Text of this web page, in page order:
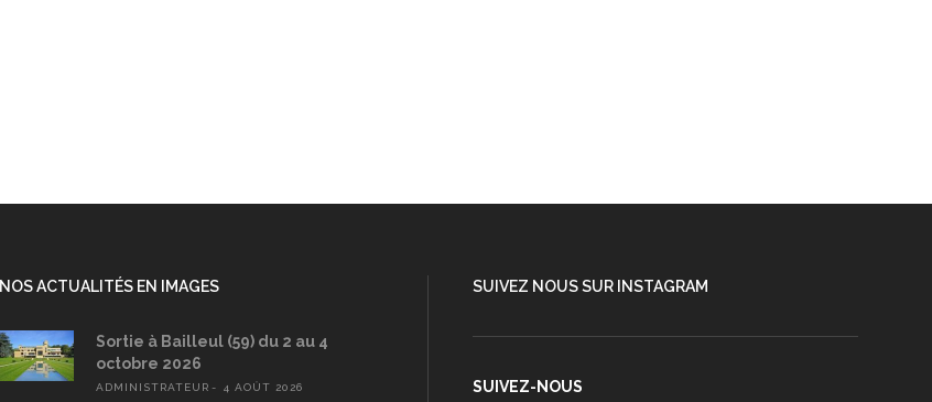
NOS ACTUALITÉS EN IMAGES
Sortie à Bailleul (59) du 2 au 4
octobre 2026
ADMINISTRATEUR 4 AOÛT 2026
SUIVEZ NOUS SUR INSTAGRAM
SUIVEZ-NOUS